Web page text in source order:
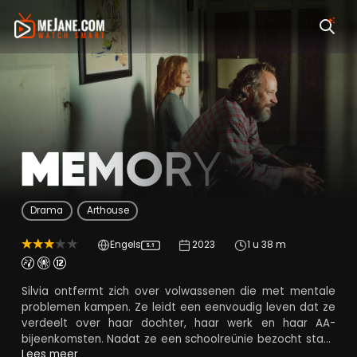
Memory
Drama Arthouse
Engels 5.1 2023 1 u 38 m
Silvia ontfermt zich over volwassenen die met mentale
problemen kampen. Ze leidt een eenvoudig leven dat ze
verdeelt over haar dochter, haar werk en haar AA-
bijeenkomsten. Nadat ze een schoolreünie bezocht staat